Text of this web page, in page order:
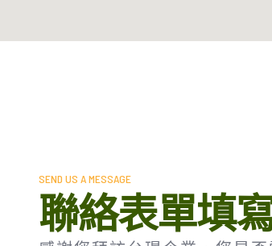
SEND US A MESSAGE
聯絡表單填